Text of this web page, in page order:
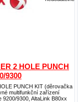
2 HOLE PUNCH
9300
PUNCH KIT (děrovačka
multifunkční zařízení
9200/9300, AltaLink B80xx